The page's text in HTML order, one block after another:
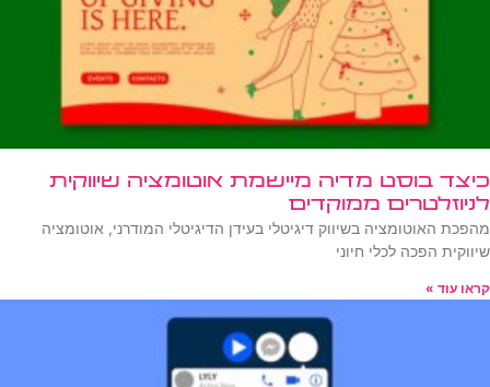
כיצד בוסט מדיה מיישמת אוטומציה שיווקית
לניוזלטרים ממוקדים
מהפכת האוטומציה בשיווק דיגיטלי בעידן הדיגיטלי המודרני, אוטומציה
שיווקית הפכה לכלי חיוני
קראו עוד »